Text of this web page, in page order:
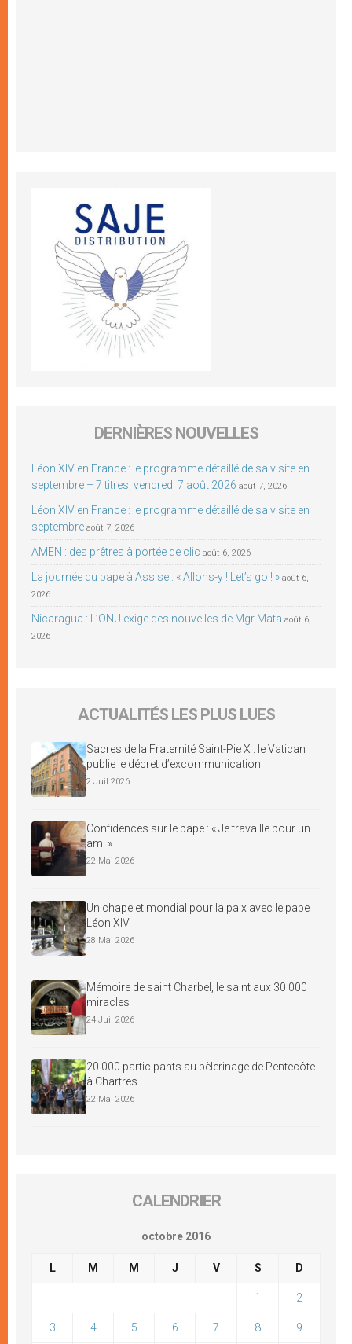
DERNIÈRES NOUVELLES
Léon XIV en France : le programme détaillé de sa visite en
septembre – 7 titres, vendredi 7 août 2026 août 7, 2026
Léon XIV en France : le programme détaillé de sa visite en
septembre août 7, 2026
AMEN : des prêtres à portée de clic août 6, 2026
La journée du pape à Assise : « Allons-y ! Let’s go ! » août 6,
2026
Nicaragua : L’ONU exige des nouvelles de Mgr Mata août 6,
2026
ACTUALITÉS LES PLUS LUES
Sacres de la Fraternité Saint-Pie X : le Vatican
publie le décret d’excommunication
2 Juil 2026
Confidences sur le pape : « Je travaille pour un
ami »
22 Mai 2026
Un chapelet mondial pour la paix avec le pape
Léon XIV
28 Mai 2026
Mémoire de saint Charbel, le saint aux 30 000
miracles
24 Juil 2026
20 000 participants au pèlerinage de Pentecôte
à Chartres
22 Mai 2026
CALENDRIER
octobre 2016
L M M J V S D
1 2
3 4 5 6 7 8 9